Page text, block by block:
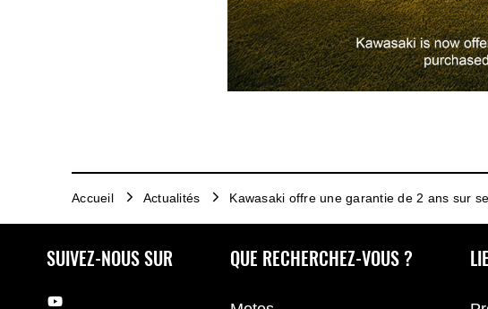
Accueil Actualités Kawasaki offre une garantie de 2 ans sur
SUIVEZ-NOUS SUR QUE RECHERCHEZ-VOUS ?